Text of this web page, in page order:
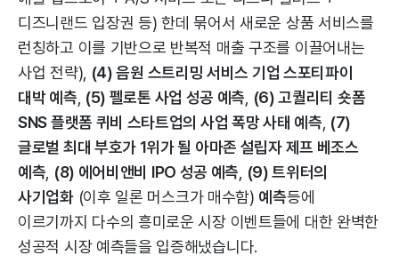
디즈니랜드 입장권 등) 한데 묶어서 새로운 상품 서비스를
런칭하고 이를 기반으로 반복적 매출 구조를 이끌어내는
사업 전략), (4) 음원 스트리밍 서비스 기업 스포티파이
대박 예측 (5) 펠로톤 사업 성공 예측 (6) 고퀄리티 숏폼
SNS 플랫폼 퀴비 스타트업의 사업 폭망 사태 예측 (7)
글로벌 최대 부호가 1위가 될 아마존 설립자 제프 베조스
예측 (8) 에어비앤비 IPO 성공 예측 (9) 트위터의
사기업화(이후 일론 머스크가 매수함) 예측등에
이르기까지 다수의 흥미로운 시장 이벤트들에 대한 완벽한
성공적 시장 예측들을 입증해냈습니다.